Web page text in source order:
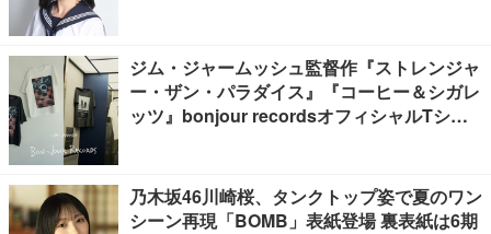
ジム・ジャームッシュ監督作『ストレンジャ
ー・ザン・パラダイス』『コーヒー＆シガレ
ッツ』bonjour recordsオフィシャルTシャ
乃木坂46川崎桜、タンクトップ姿で夏のワン
シーン再現「BOMB」表紙登場 裏表紙は6期